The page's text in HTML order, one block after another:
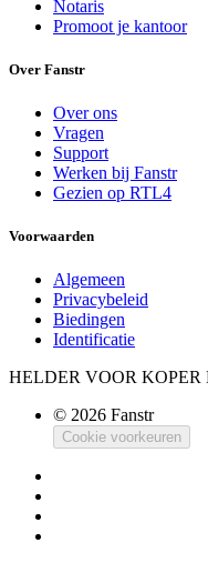
Notaris
Promoot je kantoor
Over Fanstr
Over ons
Vragen
Support
Werken bij Fanstr
Gezien op RTL4
Voorwaarden
Algemeen
Privacybeleid
Biedingen
Identificatie
HELDER VOOR KOPER
© 2026 Fanstr
Cookie voorkeuren